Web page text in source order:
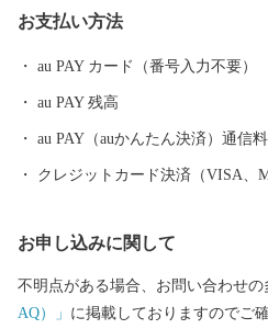
お支払い方法
au PAY カード（番号入力不要）
au PAY 残高
au PAY（auかんたん決済）通信
クレジットカード決済（VISA、
お申し込みに関して
不明点がある場合、お問い合わせの
AQ）」 に掲載しておりますのでご